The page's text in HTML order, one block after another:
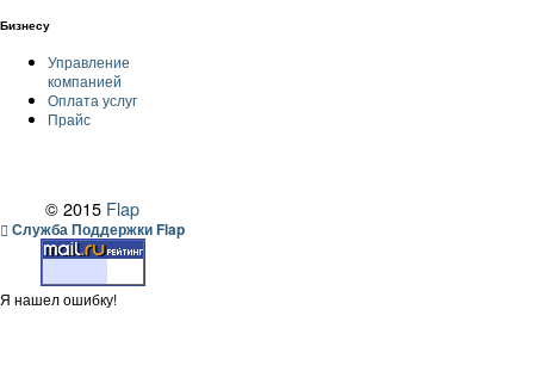
Бизнесу
Управление
компанией
Оплата услуг
Прайс
© 2015 Flap
Служба Поддержки Flap
Я нашел ошибку!